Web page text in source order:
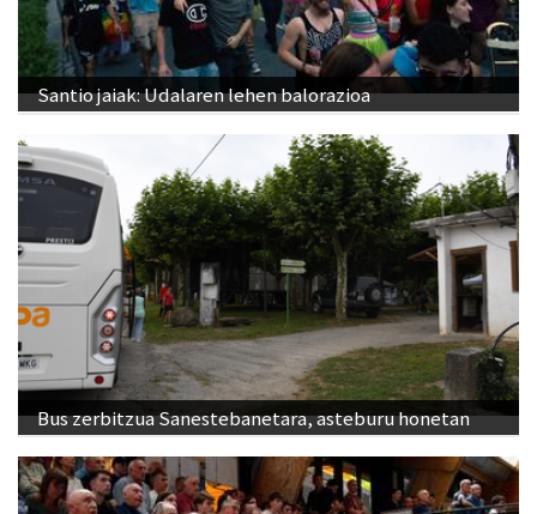
Santio jaiak: Udalaren lehen balorazioa
Bus zerbitzua Sanestebanetara, asteburu honetan